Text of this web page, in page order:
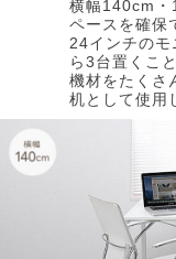
横幅140cm・
ペースを確保
24インチの
ら3台置くこ
機材をたくさ
机として使用